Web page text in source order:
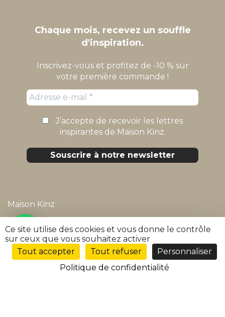
Chaque mois, recevez un souffle
d'inspiration.
Inscrivez-vous et profitez de -10 % sur
votre première commande !
J’accepte de recevoir les lettres
inspirantes de Maison Kïnz.
Maison Kïnz
Mentions légales
Politique de confidentialité
Conditions générales de vente
FR
Ce site utilise des cookies et vous donne le contrôle
sur ceux que vous souhaitez activer
Tout accepter
Tout refuser
Personnaliser
Politique de confidentialité